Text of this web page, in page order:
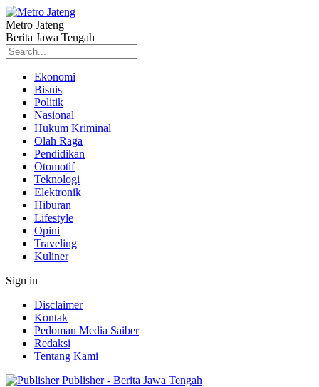
Metro Jateng
Berita Jawa Tengah
Ekonomi
Bisnis
Politik
Nasional
Hukum Kriminal
Olah Raga
Pendidikan
Otomotif
Teknologi
Elektronik
Hiburan
Lifestyle
Opini
Traveling
Kuliner
Sign in
Disclaimer
Kontak
Pedoman Media Saiber
Redaksi
Tentang Kami
Publisher - Berita Jawa Tengah